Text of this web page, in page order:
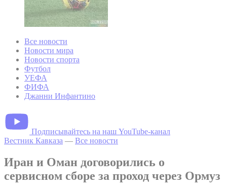
Все новости
Новости мира
Новости спорта
Футбол
УЕФА
ФИФА
Джанни Инфантино
Подписывайтесь на наш YouTube-канал
Вестник Кавказа — Все новости
Иран и Оман договорились о
сервисном сборе за проход через Ормуз